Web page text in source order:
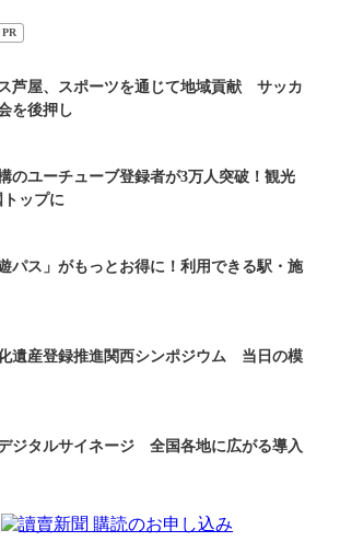
PR
芦屋、スポーツを通じて地域貢献 サッカ
を後押し
のユーチューブ登録者が3万人突破！観光
ップに
パス」がもっとお得に！利用できる駅・施
遺産登録推進関西シンポジウム 当日の模
ジタルサイネージ 全国各地に広がる導入